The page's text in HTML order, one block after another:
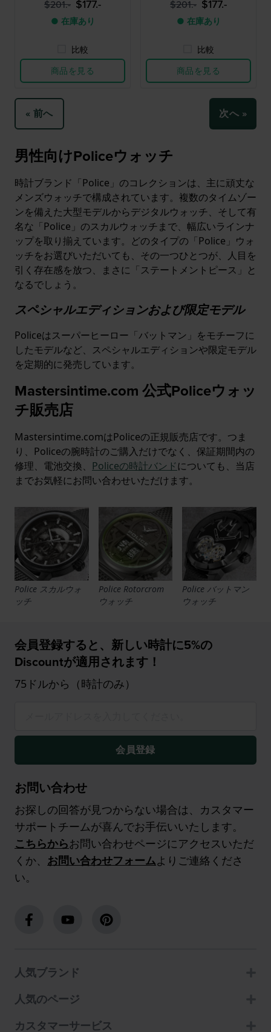
ラップ
$201.- $177.-
● 在庫あり
比較
商品を見る
ラップ
$201.- $177.-
● 在庫あり
比較
商品を見る
« 前へ 次へ »
男性向けPoliceウォッチ
時計ブランド「Police」のコレクションは、主に頑丈な
メンズウォッチで構成されています。複数のタイムゾー
ンを備えた大型モデルからデジタルウォッチ、そして有
名な「Police」のスカルウォッチまで、幅広いラインナ
ップを取り揃えています。どのタイプの「Police」ウォ
ッチをお選びいただいても、その一つひとつが、人目を
引く存在感を放つ、まさに「ステートメントピース」と
なるでしょう。
スペシャルエディションおよび限定モデル
Policeはスーパーヒーロー「バットマン」をモチーフに
したモデルなど、スペシャルエディションや限定モデル
を定期的に発売しています。
Mastersintime.com 公式Policeウォッ
チ販売店
Mastersintime.comはPoliceの正規販売店です。つま
り、Policeの腕時計のご購入だけでなく、保証期間内の
修理、電池交換、 Policeの時計バンドについても、当店
までお気軽にお問い合わせいただけます。
Police スカルウォ
ッチ
Police Rotorcrom
ウォッチ
Police バットマン
ウォッチ
会員登録すると、新しい時計に5%の
Discountが適用されます！
75ドルから（時計のみ）
会員登録
お問い合わせ
お探しの回答が見つからない場合は、カスタマー
サポートチームが喜んでお手伝いいたします。
こちらからお問い合わせページにアクセスいただ
くか、 お問い合わせフォームよりご連絡くださ
い。
人気ブランド
人気のページ
カスタマーサービス